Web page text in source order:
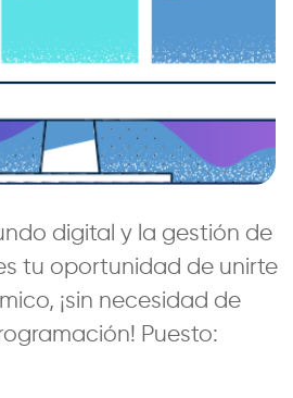
digital y la gestión de
tu oportunidad de unirte
¡sin necesidad de
Puesto: